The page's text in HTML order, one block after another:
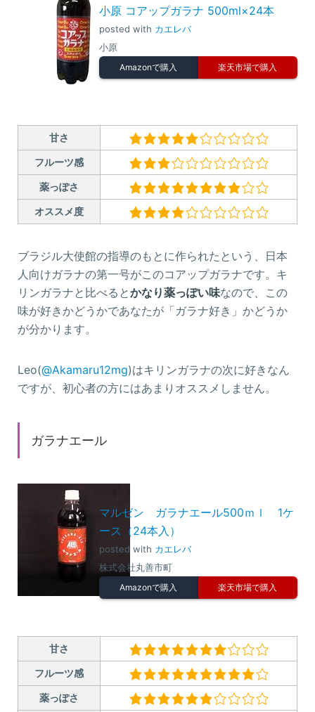
小原 コアップガラナ 500ml×24本
posted with カエレバ
小原
Amazonで購入 楽天市場で購入
甘さ
フルーツ感
薬っぽさ
オススメ度
ブラジル大使館の指導のもとに作られたという、日本
人向けガラナの第一号がこのコアップガラナです。キ
リンガラナと比べるとかなり薬っぽい味なので、この
味が好きかどうかであなたが「ガラナ好き」かどうか
が分かります。
Leo(@Akamaru12mg)はキリンガラナの次に好きなん
ですが、初心者の方にはあまりオススメしません。
ガラナエール
マルゼン ガラナエール500ｍｌ 1ケ
ース（24本入）
posted with カエレバ
株式会社丸善市町
Amazonで購入 楽天市場で購入
甘さ
フルーツ感
薬っぽさ